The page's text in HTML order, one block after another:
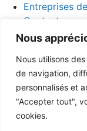
Nous
Nous utilisons
de navigation,
personnalisés et
"Accepter tout",
cookies.
Entreprises
Contactez-